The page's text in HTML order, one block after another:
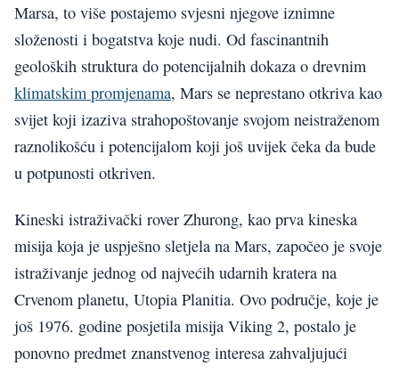
Marsa, to više postajemo svjesni njegove iznimne
složenosti i bogatstva koje nudi. Od fascinantnih
geoloških struktura do potencijalnih dokaza o drevnim
klimatskim promjenama, Mars se neprestano otkriva kao
svijet koji izaziva strahopoštovanje svojom neistraženom
raznolikošću i potencijalom koji još uvijek čeka da bude
u potpunosti otkriven.
Kineski istraživački rover Zhurong, kao prva kineska
misija koja je uspješno sletjela na Mars, započeo je svoje
istraživanje jednog od najvećih udarnih kratera na
Crvenom planetu, Utopia Planitia. Ovo područje, koje je
još 1976. godine posjetila misija Viking 2, postalo je
ponovno predmet znanstvenog interesa zahvaljujući